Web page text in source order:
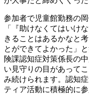
参加者で児童館勤務の
「『助けなくてはいけ
きることはあるかなと
とができてよかった」
険課認知症対策係長の
い見守りの目があって
み続けられます。認知
ティア活動に積極的に